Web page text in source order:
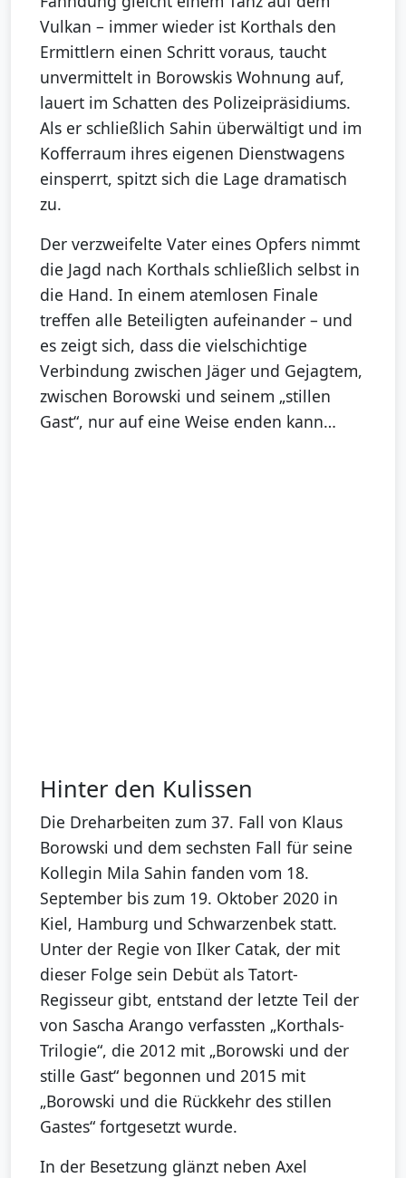
Vulkan – immer wieder ist Korthals den
Ermittlern einen Schritt voraus, taucht
unvermittelt in Borowskis Wohnung auf,
lauert im Schatten des Polizeipräsidiums.
Als er schließlich Sahin überwältigt und im
Kofferraum ihres eigenen Dienstwagens
einsperrt, spitzt sich die Lage dramatisch
zu.
Der verzweifelte Vater eines Opfers nimmt
die Jagd nach Korthals schließlich selbst in
die Hand. In einem atemlosen Finale
treffen alle Beteiligten aufeinander – und
es zeigt sich, dass die vielschichtige
Verbindung zwischen Jäger und Gejagtem,
zwischen Borowski und seinem „stillen
Gast“, nur auf eine Weise enden kann…
Hinter den Kulissen
Die Dreharbeiten zum 37. Fall von Klaus
Borowski und dem sechsten Fall für seine
Kollegin Mila Sahin fanden vom 18.
September bis zum 19. Oktober 2020 in
Kiel, Hamburg und Schwarzenbek statt.
Unter der Regie von Ilker Catak, der mit
dieser Folge sein Debüt als Tatort-
Regisseur gibt, entstand der letzte Teil der
von Sascha Arango verfassten „Korthals-
Trilogie“, die 2012 mit „Borowski und der
stille Gast“ begonnen und 2015 mit
„Borowski und die Rückkehr des stillen
Gastes“ fortgesetzt wurde.
In der Besetzung glänzt neben Axel